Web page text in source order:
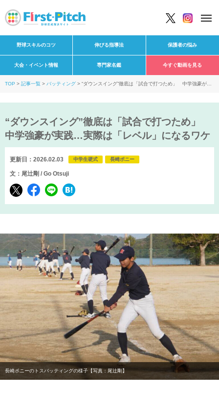
野球スキルのコツ 伸びる指導法 保護者の悩み
大会・イベント情報 専門家名鑑 今すぐ動画を見る
TOP 記事一覧 バッティング
“ダウンスイング”徹底は「試合で打つため」 中学強豪が実
“ダウンスイング”徹底は「試合で打つため」
中学強豪が実践…実際は「レベル」になるワケ
更新日：2026.02.03 中学生硬式 長崎ポニー
文：尾辻剛 / Go Otsuji
長崎ポニーのトスバッティングの様子【写真：尾辻剛】